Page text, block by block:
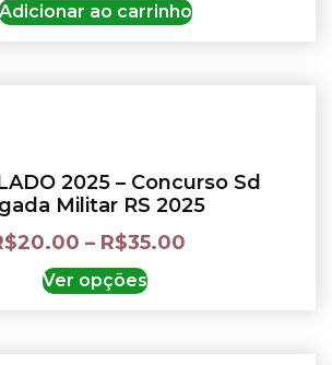
Adicionar ao carrinho
2025 – Concurso Sd
Militar RS 2025
20.00 – R$35.00
Ver opções